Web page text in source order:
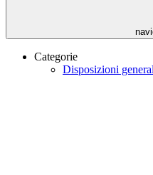
Categorie
Disposizioni